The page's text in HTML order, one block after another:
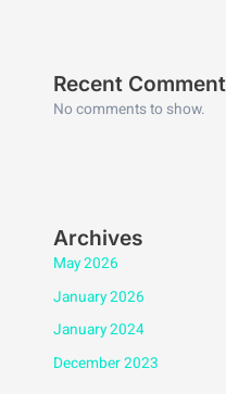
Recent
No comments to show.
Archives
May 2026
January 2026
January 2024
December 2023